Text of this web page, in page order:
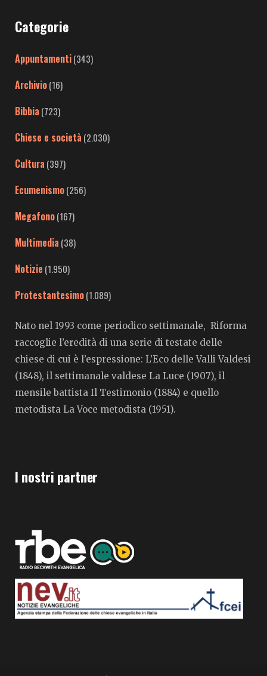
Categorie
Appuntamenti(343)
Archivio(16)
Bibbia (723)
Chiese e società (2.030)
Cultura (397)
Ecumenismo(256)
Megafono(167)
Multimedia (38)
Notizie (1.950)
Protestantesimo(1.089)
Nato nel 1993 come periodico settimanale, Riforma
raccoglie l’eredità di una serie di testate delle
chiese di cui è l’espressione: L’Eco delle Valli Valdesi
(1848), il settimanale valdese La Luce (1907), il
mensile battista Il Testimonio (1884) e quello
metodista La Voce metodista (1951).
I nostri partner